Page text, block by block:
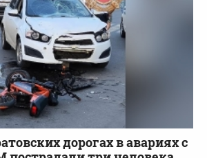
дорогах в авариях с